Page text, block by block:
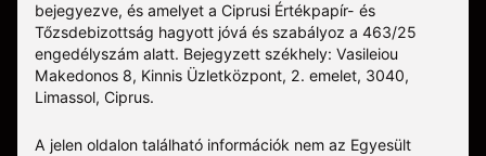
bejegyezve, és amelyet a Ciprusi Értékpapír- és
Tőzsdebizottság hagyott jóvá és szabályoz a 463/25
engedélyszám alatt. Bejegyzett székhely: Vasileiou
Makedonos 8, Kinnis Üzletközpont, 2. emelet, 3040,
Limassol, Ciprus.
A jelen oldalon található információk nem az Egyesült